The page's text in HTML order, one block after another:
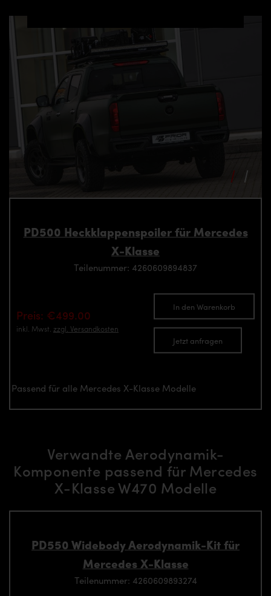
PD500 Heckklappenspoiler für Mercedes
X-Klasse
Teilenummer: 4260609894837
Preis: €499.00
inkl. Mwst. zzgl. Versandkosten
In den Warenkorb
Jetzt anfragen
Passend für alle Mercedes X-Klasse Modelle
Verwandte Aerodynamik-
Komponente passend für Mercedes
X-Klasse W470 Modelle
PD550 Widebody Aerodynamik-Kit für
Mercedes X-Klasse
Teilenummer: 4260609893274